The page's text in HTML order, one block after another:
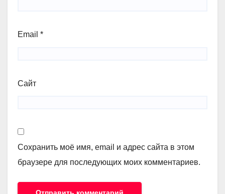
Email *
Сайт
Сохранить моё имя, email и адрес сайта в этом
браузере для последующих моих комментариев.